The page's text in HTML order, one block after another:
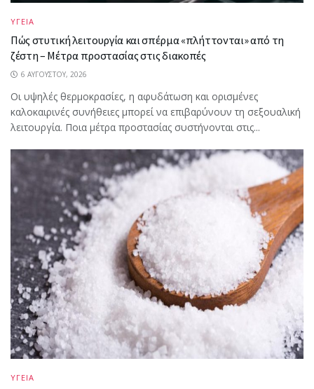
ΥΓΕΙΑ
Πώς στυτική λειτουργία και σπέρμα «πλήττονται» από τη
ζέστη – Μέτρα προστασίας στις διακοπές
6 ΑΥΓΟΎΣΤΟΥ, 2026
Οι υψηλές θερμοκρασίες, η αφυδάτωση και ορισμένες
καλοκαιρινές συνήθειες μπορεί να επιβαρύνουν τη σεξουαλική
λειτουργία. Ποια μέτρα προστασίας συστήνονται στις...
ΥΓΕΙΑ